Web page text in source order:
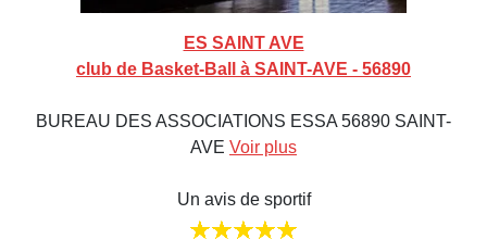
ES SAINT AVE
club de Basket-Ball à SAINT-AVE - 56890
BUREAU DES ASSOCIATIONS ESSA 56890 SAINT-
AVE Voir plus
Un avis de sportif